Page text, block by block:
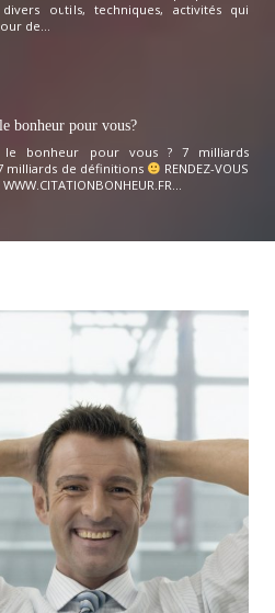
outils, techniques, activités qui
de...
bonheur pour vous?
le bonheur pour vous ? 7 milliards
milliards de définitions
RENDEZ-VOUS
WWW.CITATIONBONHEUR.FR...